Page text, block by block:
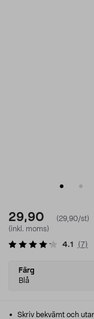
29,90
(29,90/st)
(inkl. moms)
4.1 (7)
Select
variant
Färg
Blå
Skriv bekvämt och